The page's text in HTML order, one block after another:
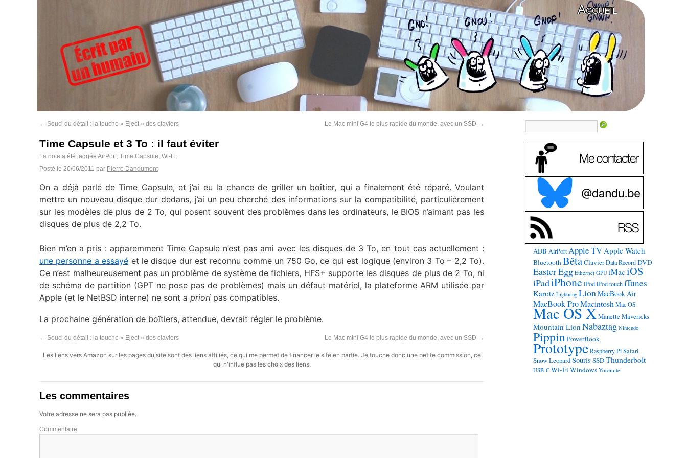
Accueil
← Souci du détail : la touche « Eject » des claviers Le Mac mini G4 le plus rapide du monde, avec un SSD →
Time Capsule et 3 To : il faut éviter
La note a été taggée AirPort, Time Capsule, Wi-Fi.
Posté le 20/06/2011 par Pierre Dandumont
On a déjà parlé de Time Capsule, et j’ai eu la chance de griller un boîtier, qui a finalement été réparé. Voulant
mettre un nouveau disque dur dedans, j’ai un peu cherché des informations sur la compatibilité, particulièrement
sur les modèles de plus de 2 To, qui posent souvent des problèmes dans les ordinateurs, le BIOS n’aimant pas les
disques de plus de 2,2 To.
Bien m’en a pris : apparemment Time Capsule n’est pas ami avec les disques de 3 To, en tout cas actuellement :
une personne a essayé et le disque dur est reconnu comme un 750 Go, ce qui est logique (environ 3 To – 2,2 To).
Ce n’est malheureusement pas un problème de système de fichiers, HFS+ supporte les disques de plus de 2 To, ni
de schéma de partition (GPT ne pose pas de problèmes) mais un défaut matériel, la plateforme ARM utilisée par
Apple (et le NetBSD interne) ne sont a priori pas compatibles.
La prochaine génération de boîtiers, attendue, devrait régler le problème.
← Souci du détail : la touche « Eject » des claviers Le Mac mini G4 le plus rapide du monde, avec un SSD →
Les liens vers Amazon sur les pages du site sont des liens affiliés, ce qui me permet de financer le site en partie. Je touche donc une petite commission, ce
qui n'influe pas les choix des liens.
Les commentaires
Votre adresse ne sera pas publiée.
Commentaire
ADB AirPort Apple TVApple Watch
BluetoothBêtaClavier Data Record DVD
Easter Egg Ethernet GPU iMaciOS
iPadiPhone iPod iPod touch iTunes
Karotz Lightning LionMacBook Air
MacBook ProMacintosh Mac OS
Mac OS X Manette Mavericks
Mountain Lion Nabaztag Nintendo
PippinPowerBook
Prototype Raspberry Pi Safari
Snow LeopardSouris SSDThunderbolt
USB-C Wi-FiWindows Yosemite